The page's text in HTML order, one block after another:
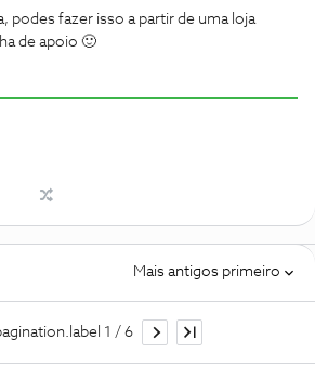
podes fazer isso a partir de uma loja
de apoio 🙂
Mais antigos primeiro
1 / 6